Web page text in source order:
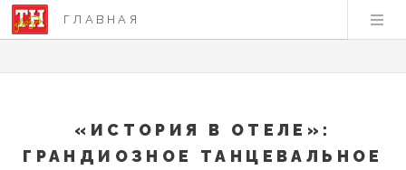
ГЛАВНАЯ
«ИСТОРИЯ В ОТЕЛЕ»:
ГРАНДИОЗНОЕ ТАНЦЕВАЛЬНОЕ